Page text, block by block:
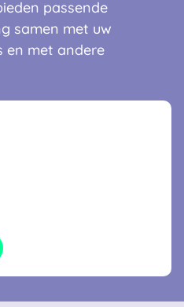
passende
samen met uw
en met andere